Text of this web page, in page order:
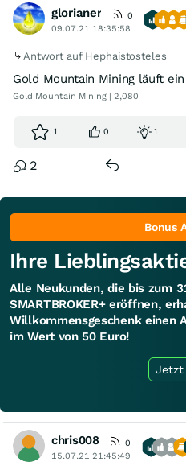
glorianer
0
09.07.21 18:35:58
Antwort auf Hephaistosteles
Gold Mountain Mining läuft
Gold Mountain Mining | 2,080
1 0 1
2
Bonus
Ihre
Alle Neukunden, die bis zum
SMARTBROKER+ eröffnen,
Willkommensgeschenk einen
im Wert von 50 Euro!
Jetzt
chris008
0
15.07.21 21:45:49